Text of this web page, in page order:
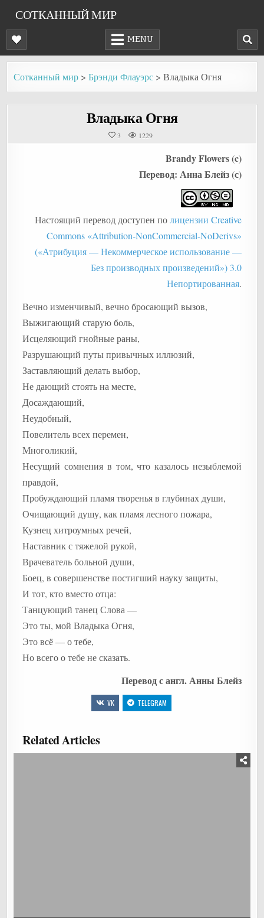
content
СОТКАННЫЙ МИР
MENU
Сотканный мир >Брэнди Флауэрс >Владыка Огня
Владыка Огня
3 1229
Brandy Flowers (c)
Перевод: Анна Блейз (с)
Настоящий перевод доступен полицензии Creative
Commons «Attribution-NonCommercial-NoDerivs»
(«Атрибуция — Некоммерческое использование —
Без производных произведений») 3.0
Непортированная.
Вечно изменчивый, вечно бросающий вызов,
Выжигающий старую боль,
Исцеляющий гнойные раны,
Разрушающий путы привычных иллюзий,
Заставляющий делать выбор,
Не дающий стоять на месте,
Досаждающий,
Неудобный,
Повелитель всех перемен,
Многоликий,
Несущий сомнения в том, что казалось незыблемой
правдой,
Пробуждающий пламя творенья в глубинах души,
Очищающий душу, как пламя лесного пожара,
Кузнец хитроумных речей,
Наставник с тяжелой рукой,
Врачеватель больной души,
Боец, в совершенстве постигший науку защиты,
И тот, кто вместо отца:
Танцующий танец Слова —
Это ты, мой Владыка Огня,
Это всё — о тебе,
Но всего о тебе не сказать.
Перевод с англ. Анны Блейз
VK TELEGRAM
Related Articles